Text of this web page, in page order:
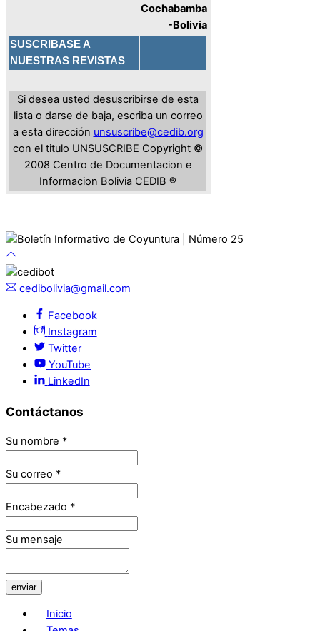
Cochabamba
-Bolivia
SUSCRIBASE A
NUESTRAS REVISTAS
Si desea usted desuscribirse de esta
lista o darse de baja, escriba un correo
a esta dirección unsuscribe@cedib.org
con el titulo UNSUSCRIBE Copyright ©
2008 Centro de Documentacion e
Informacion Bolivia CEDIB ®
cedibolivia@gmail.com
Facebook
Instagram
Twitter
YouTube
LinkedIn
Contáctanos
Su nombre *
Su correo *
Encabezado *
Su mensaje
enviar
Inicio